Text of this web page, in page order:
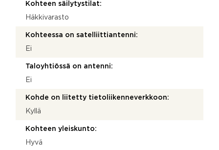
Kohteen säilytystilat:
Häkkivarasto
Kohteessa on satelliittiantenni:
Ei
Taloyhtiössä on antenni:
Ei
Kohde on liitetty tietoliikenneverkkoon:
Kyllä
Kohteen yleiskunto:
Hyvä